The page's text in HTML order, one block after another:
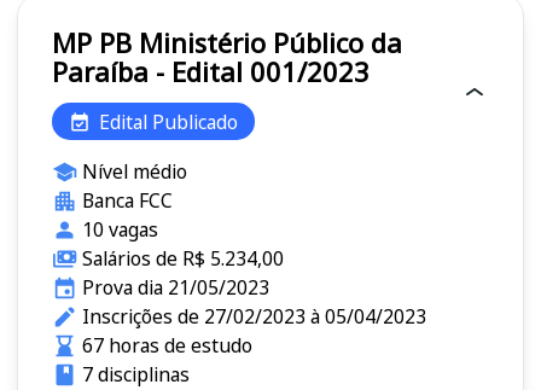
MP PB Ministério Público da
Paraíba - Edital 001/2023
Edital Publicado
Nível médio
Banca FCC
10 vagas
Salários de R$ 5.234,00
Prova dia 21/05/2023
Inscrições de 27/02/2023 à 05/04/2023
67 horas de estudo
7 disciplinas